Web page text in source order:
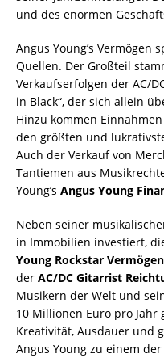
und des enormen
Angus Young’s Vermögen
Quellen. Der Großteil
Verkaufserfolgen der AC/
in Black“, der sich allein
Hinzu kommen
den größten und
Auch der Verkauf von
Tantiemen aus
Young’s Angus Young
Neben seiner
in Immobilien investiert,
Young Rockstar Vermögen
der AC/DC Gitarrist
Musikern der Welt und
10 Millionen Euro pro Jahr
Kreativität, Ausdauer und
Angus Young zu einem